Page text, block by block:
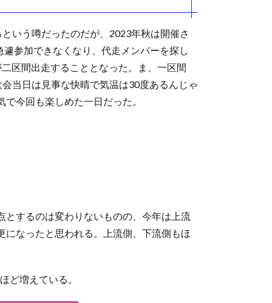
いう噂だったのだが、2023年秋は開催さ
参加できなくなり、代走メンバーを探し
区間出走することとなった。ま、一区間
当日は見事な快晴で気温は30度あるんじゃ
今回も楽しめた一日だった。
するのは変わりないものの、今年は上流
なったと思われる。上流側、下流側もほ
ど増えている。